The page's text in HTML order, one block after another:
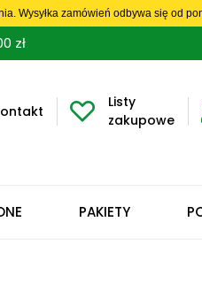
Wysyłka zamówień odbywa się od
zł
Listy
zakupowe
PAKIETY